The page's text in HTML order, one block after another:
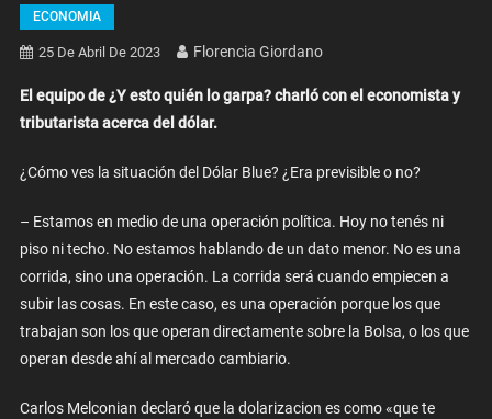
ECONOMIA
25 De Abril De 2023 Florencia Giordano
El equipo de ¿Y esto quién lo garpa? charló con el economista y
tributarista acerca del dólar.
¿Cómo ves la situación del Dólar Blue? ¿Era previsible o no?
– Estamos en medio de una operación política. Hoy no tenés ni
piso ni techo. No estamos hablando de un dato menor. No es una
corrida, sino una operación. La corrida será cuando empiecen a
subir las cosas. En este caso, es una operación porque los que
trabajan son los que operan directamente sobre la Bolsa, o los que
operan desde ahí al mercado cambiario.
Carlos Melconian declaró que la dolarizacion es como «que te